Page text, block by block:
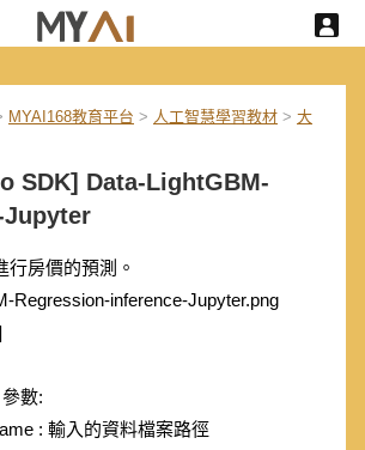
MYAI168教育平台 > 人工智慧學習教材 > 大
SDK] Data-LightGBM-
Jupyter
行房價的預測。
數:
: 輸入的資料檔案路徑